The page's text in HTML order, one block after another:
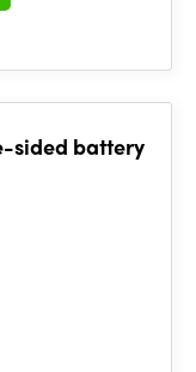
sided battery